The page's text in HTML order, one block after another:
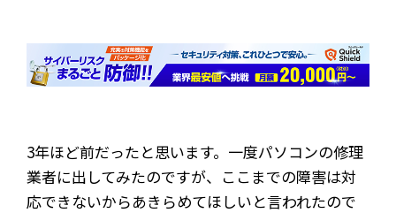
3年ほど前だったと思います。一度パソコンの修理
業者に出してみたのですが、ここまでの障害は対
応できないからあきらめてほしいと言われたので